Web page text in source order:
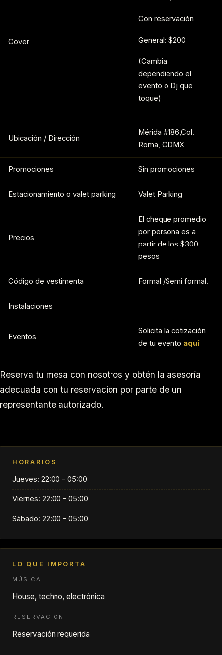
Cover
Con reservación
General: $200
(Cambia
dependiendo el
evento o Dj que
toque)
Ubicación / Dirección
Mérida #186,Col.
Roma, CDMX
Promociones Sin promociones
Estacionamiento o valet parking Valet Parking
Precios
El cheque promedio
por persona es a
partir de los $300
pesos
Código de vestimenta Formal /Semi formal.
Instalaciones
Eventos
Solicita la cotización
de tu evento aquí
Reserva tu mesa con nosotros y obtén la asesoría
adecuada con tu reservación por parte de un
representante autorizado.
HORARIOS
Jueves: 22:00 – 05:00
Viernes: 22:00 – 05:00
Sábado: 22:00 – 05:00
LO QUE IMPORTA
MÚSICA
House, techno, electrónica
RESERVACIÓN
Reservación requerida